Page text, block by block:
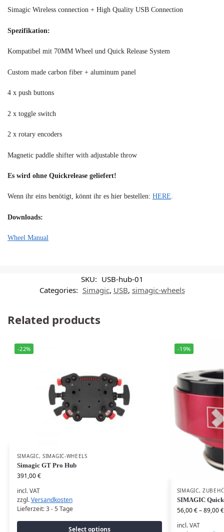
Simagic Wireless connection + High Quality USB Connection
Spezifikation:
Kompatibel mit 70MM Wheel und Quick Release System
Custom made carbon fiber + aluminum panel
4 x push buttons
2 x toggle switch
2 x rotary encoders
Magnetic paddle shifter with adjustable throw
Es wird ohne Quickrelease geliefert!
Wenn ihr eins benötigt, könnt ihr es hier bestellen: HERE.
Downloads:
Wheel Manual
SKU: USB-hub-01
Categories: Simagic, USB, simagic-wheels
Related products
-22%
SIMAGIC,SIMAGIC-WHEELS
Simagic GT Pro Hub
391,00€
incl. VAT
zzgl.Versandkosten
Lieferzeit:3 - 5 Tage
Select options
-19%
SIMAGIC,
SIMAGIC Quick
56,00€–89,00€
incl. VAT